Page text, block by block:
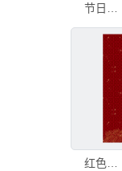
红色华丽节庆背景图案